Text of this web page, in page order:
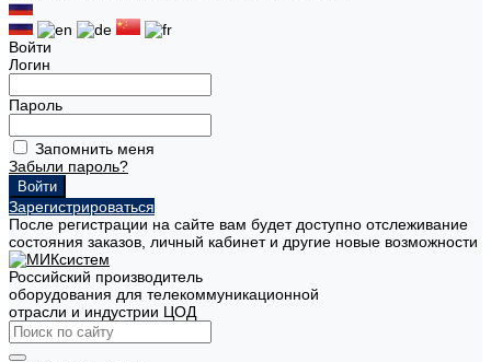
Войти
Логин
Пароль
Запомнить меня
Забыли пароль?
Зарегистрироваться
После регистрации на сайте вам будет доступно отслеживание
состояния заказов, личный кабинет и другие новые возможности
Российский производитель
оборудования для телекоммуникационной
отрасли и индустрии ЦОД